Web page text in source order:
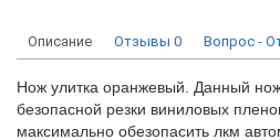
Описание Отзывы 0 Вопрос -
Нож улитка оранжевый. Данный
безопасной резки виниловых
максимально обезопасить лкм